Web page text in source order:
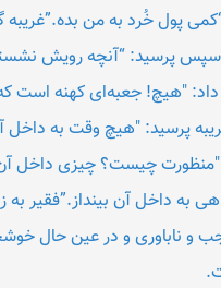
پول خُرد به من
“سپس پرسید: “آنچه رویش
"هیچ! جعبه‌ای کهنه است
پرسید: "هیچ وقت به داخل
"منظورت چیست؟ چیزی داخل
به داخل آن بینداز.”فقیر به
و ناباوری و در عین حال